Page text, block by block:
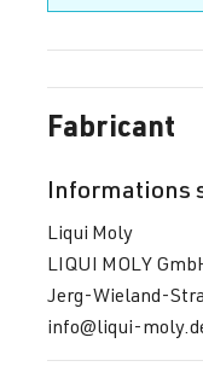
Fabricant
Informations
Liqui Moly
LIQUI MOLY
Jerg-Wieland-
info@liqui-